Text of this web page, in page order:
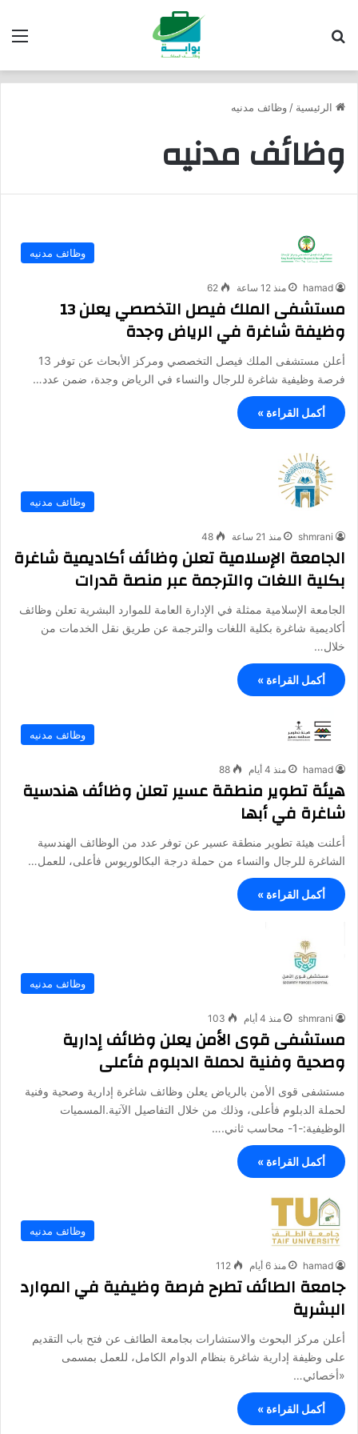
الرئيسية / وظائف مدنيه
وظائف مدنيه
وظائف مدنيه
hamad منذ 12 ساعة 62
مستشفى الملك فيصل التخصصي يعلن 13
وظيفة شاغرة في الرياض وجدة
أعلن مستشفى الملك فيصل التخصصي ومركز الأبحاث عن توفر 13
فرصة وظيفية شاغرة للرجال والنساء في الرياض وجدة، ضمن عدد…
أكمل القراءة »
وظائف مدنيه
shmrani منذ 21 ساعة 48
الجامعة الإسلامية تعلن وظائف أكاديمية شاغرة
بكلية اللغات والترجمة عبر منصة قدرات
الجامعة الإسلامية ممثلة في الإدارة العامة للموارد البشرية تعلن وظائف
أكاديمية شاغرة بكلية اللغات والترجمة عن طريق نقل الخدمات من
خلال…
أكمل القراءة »
وظائف مدنيه
hamad منذ 4 أيام 88
هيئة تطوير منطقة عسير تعلن وظائف هندسية
شاغرة في أبها
أعلنت هيئة تطوير منطقة عسير عن توفر عدد من الوظائف الهندسية
الشاغرة للرجال والنساء من حملة درجة البكالوريوس فأعلى، للعمل…
أكمل القراءة »
وظائف مدنيه
shmrani منذ 4 أيام 103
مستشفى قوى الأمن يعلن وظائف إدارية
وصحية وفنية لحملة الدبلوم فأعلى
مستشفى قوى الأمن بالرياض يعلن وظائف شاغرة إدارية وصحية وفنية
لحملة الدبلوم فأعلى، وذلك من خلال التفاصيل الآتية.المسميات
الوظيفية:-1- محاسب ثاني.…
أكمل القراءة »
وظائف مدنيه
hamad منذ 6 أيام 112
جامعة الطائف تطرح فرصة وظيفية في الموارد
البشرية
أعلن مركز البحوث والاستشارات بجامعة الطائف عن فتح باب التقديم
على وظيفة إدارية شاغرة بنظام الدوام الكامل، للعمل بمسمى
«أخصائي…
أكمل القراءة »